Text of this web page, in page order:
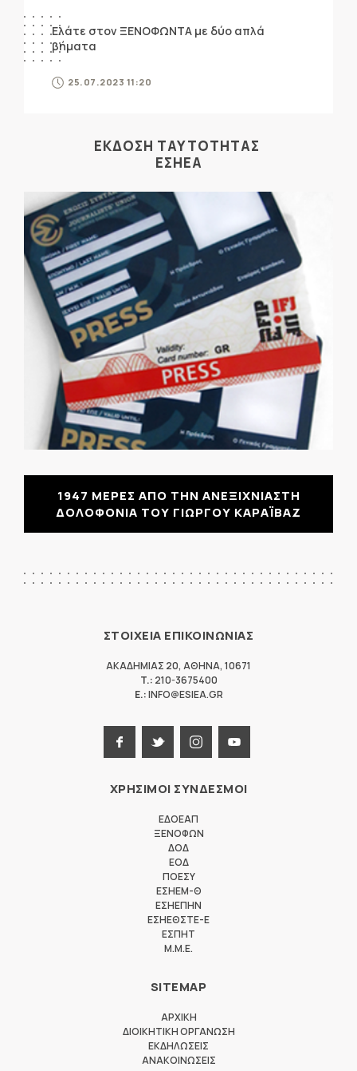
Ελάτε στον ΞΕΝΟΦΩΝΤΑ με δύο απλά
βήματα
25.07.2023 11:20
ΕΚΔΟΣΗ ΤΑΥΤΟΤΗΤΑΣ
ΕΣΗΕΑ
1947 ΜΕΡΕΣ ΑΠΟ ΤΗΝ ΑΝΕΞΙΧΝΙΑΣΤΗ
ΔΟΛΟΦΟΝΙΑ ΤΟΥ ΓΙΩΡΓΟΥ ΚΑΡΑΪΒΑΖ
ΣΤΟΙΧΕΙΑ ΕΠΙΚΟΙΝΩΝΙΑΣ
ΑΚΑΔΗΜΙΑΣ 20, ΑΘΗΝΑ, 10671
T.: 210-3675400
E.:INFO@ESIEA.GR
ΧΡΗΣΙΜΟΙ ΣΥΝΔΕΣΜΟΙ
ΕΔΟΕΑΠ
ΞΕΝΟΦΩΝ
ΔΟΔ
ΕΟΔ
ΠΟΕΣΥ
ΕΣΗΕΜ-Θ
ΕΣΗΕΠΗΝ
ΕΣΗΕΘΣΤΕ-Ε
ΕΣΠΗΤ
M.M.E.
SITEMAP
ΑΡΧΙΚΗ
ΔΙΟΙΚΗΤΙΚΗ ΟΡΓΑΝΩΣΗ
ΕΚΔΗΛΩΣΕΙΣ
ΑΝΑΚΟΙΝΩΣΕΙΣ